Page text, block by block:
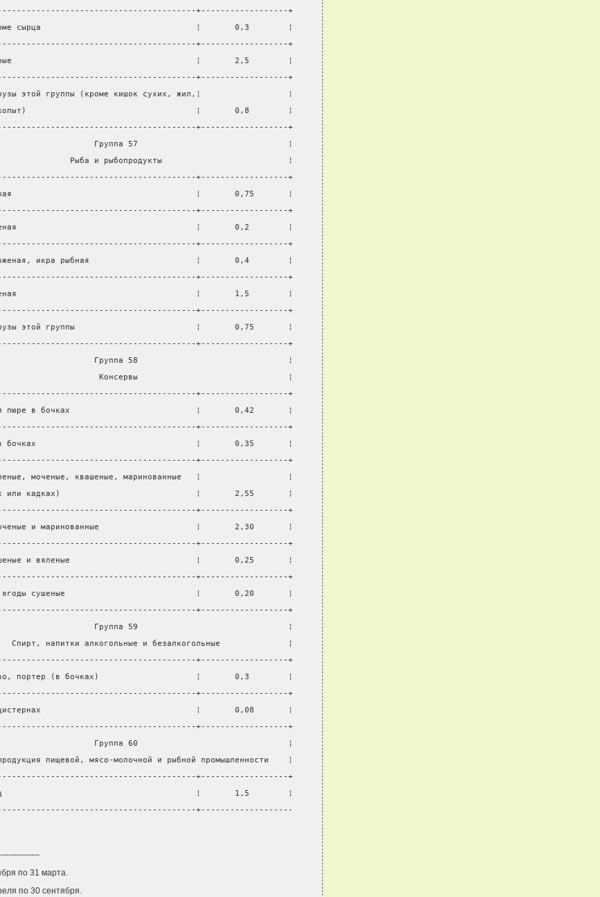
+------------------+
сырца                                ¦       0,3        ¦
+------------------+
сырые                                      ¦       2,5        ¦
+------------------+
этой группы (кроме кишок сухих, жил,¦                  ¦
и копыт)                                   ¦       0,8        ¦
+------------------+
Группа 57                               ¦
Рыба и рыбопродукты                          ¦
+------------------+
¦       0,75       ¦
+------------------+
¦       0,2        ¦
+------------------+
икра рыбная                      ¦       0,4        ¦
+------------------+
¦       1,5        ¦
+------------------+
грузы этой группы                         ¦       0,75       ¦
+------------------+
Группа 58                               ¦
Консервы                               ¦
+------------------+
и пюре в бочках                          ¦       0,42       ¦
+------------------+
в бочках                                 ¦       0,35       ¦
+------------------+
моченые, квашеные, маринованные   ¦                  ¦
или кадках)                            ¦       2,55       ¦
+------------------+
моченые и маринованные                    ¦       2,30       ¦
+------------------+
и вяленые                          ¦       0,25       ¦
+------------------+
и ягоды сушеные                           ¦       0,20       ¦
+------------------+
Группа 59                               ¦
напитки алкогольные и безалкогольные              ¦
+------------------+
портер (в бочках)                    ¦       0,3        ¦
+------------------+
в цистернах                                ¦       0,08       ¦
+------------------+
Группа 60                               ¦
пищевой, мясо-молочной и рыбной промышленности    ¦
+------------------+
лед                                        ¦       1,5        ¦
+-------------------
по 31 марта.
по 30 сентября.